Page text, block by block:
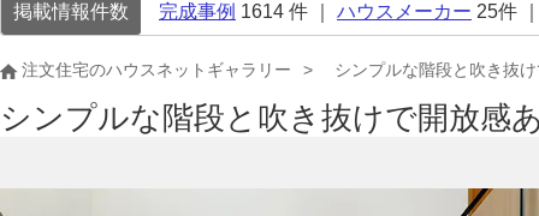
掲載情報件数 完成事例 1614 件 ｜ ハウスメーカー 25件
注文住宅のハウスネットギャラリー シンプルな階段と吹き抜
シンプルな階段と吹き抜けで開放感